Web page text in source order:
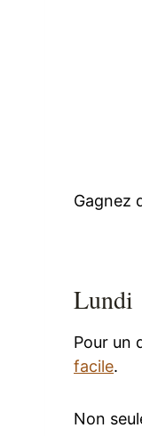
Gagnez
Lundi
Pour un
facile.
Non